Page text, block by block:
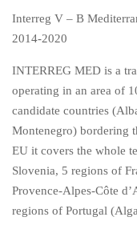
Interreg V – B
2014-2020
INTERREG MED is a
operating in an area of
candidate countries
Montenegro) bordering
EU it covers the whole
Slovenia, 5 regions of
Provence-Alpes-Côte
regions of Portugal